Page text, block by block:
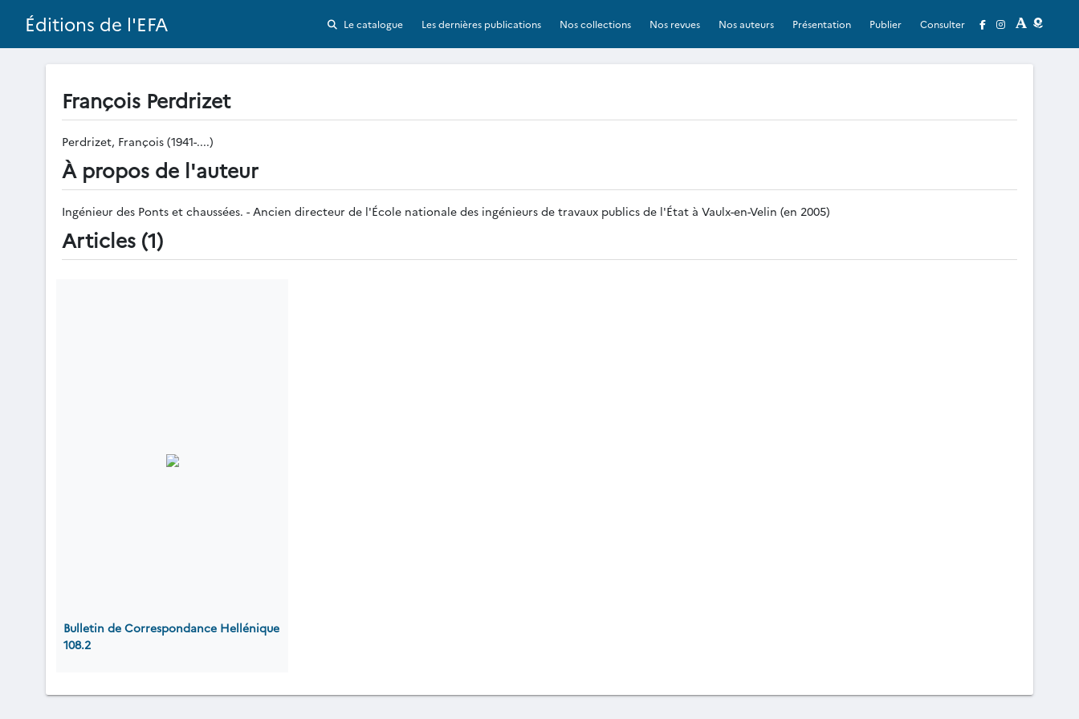
Éditions de l'EFA Le catalogue Les dernières publications Nos collections Nos revues Nos auteurs Présentation Publier Consulter
François Perdrizet
Perdrizet, François (1941-....)
À propos de l'auteur
Ingénieur des Ponts et chaussées. - Ancien directeur de l'École nationale des ingénieurs de travaux publics de l'État à Vaulx-en-Velin (en 2005)
Articles (1)
Bulletin de Correspondance Hellénique
108.2